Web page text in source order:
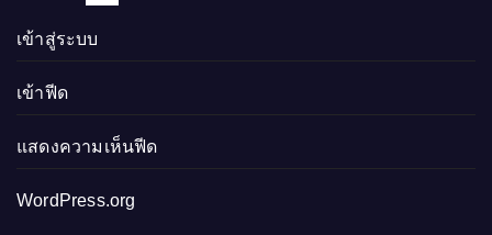
เข้าสู่ระบบ
เข้าฟีด
แสดงความเห็นฟีด
WordPress.org